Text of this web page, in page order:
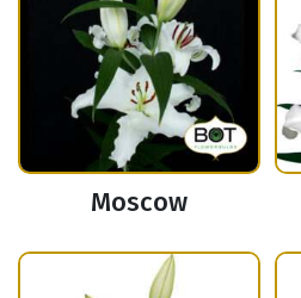
Moscow